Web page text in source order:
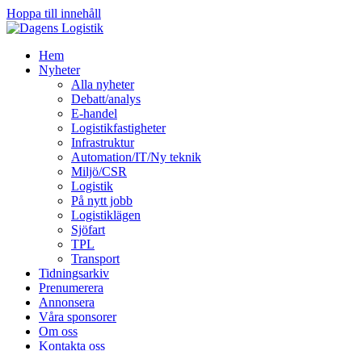
Hoppa till innehåll
Hem
Nyheter
Alla nyheter
Debatt/analys
E-handel
Logistikfastigheter
Infrastruktur
Automation/IT/Ny teknik
Miljö/CSR
Logistik
På nytt jobb
Logistiklägen
Sjöfart
TPL
Transport
Tidningsarkiv
Prenumerera
Annonsera
Våra sponsorer
Om oss
Kontakta oss